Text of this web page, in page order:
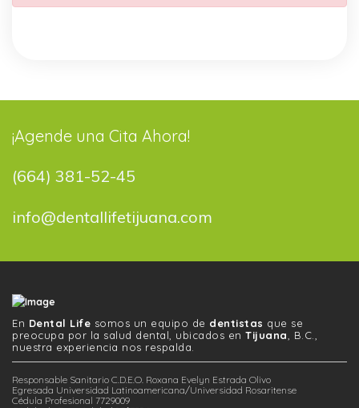
¡Agende una Cita Ahora!
(664) 381-52-45
info@dentallifetijuana.com
En Dental Life somos un equipo de dentistas que se
preocupa por la salud dental, ubicados en Tijuana, B.C.,
nuestra experiencia nos respalda.
Responsable Sanitario C.D.E.O. Roxana Evelyn Estrada Olivo
Egresada Universidad Latinoamericana/Universidad Rosaritense
Cédula Profesional 7729009